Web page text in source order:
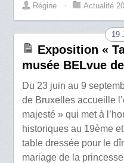
Régine ⋅ Actualité
19
Exposition «
musée BELvue
Du 23 juin au 9
de Bruxelles accueille
majesté » qui met à
historiques au 19ème
table dressée pour le
mariage de la